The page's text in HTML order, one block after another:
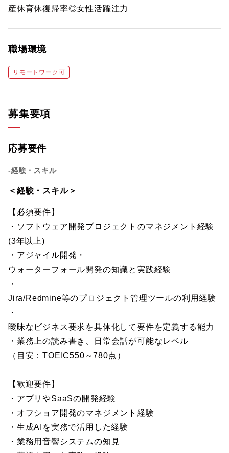
産休育休復帰率◎女性活躍注力
職場環境
リモートワーク可
募集要項
応募要件
-経験・スキル
＜経験・スキル＞
【必須要件】
・ソフトウェア開発プロジェクトのマネジメント経験
(3年以上)
・アジャイル開発・
ウォーターフォール開発の知識と実践経験
・
Jira/Redmine等のプロジェクト管理ツールの利用経験
・
曖昧なビジネス要求を具体化して要件を定義する能力
・業務上の読み書き、日常会話が可能なレベル
（目安：TOEIC550～780点）
【歓迎要件】
・アプリやSaaSの開発経験
・オフショア開発のマネジメント経験
・生成AIを実務で活用した経験
・業務用音響システムの知見